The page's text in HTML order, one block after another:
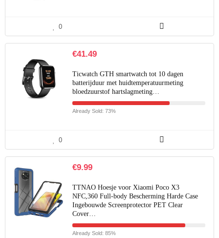
0
€41.49
Ticwatch GTH smartwatch tot 10 dagen
batterijduur met huidtemperatuurmeting
bloedzuurstof hartslagmeting…
Already Sold: 73%
0
€9.99
TTNAO Hoesje voor Xiaomi Poco X3
NFC,360 Full-body Bescherming Harde Case
Ingebouwde Screenprotector PET Clear
Cover…
Already Sold: 85%